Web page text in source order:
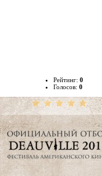
Рейтинг: 0
Голосов: 0